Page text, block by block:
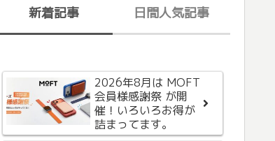
新着記事
2026年8月は MOFT
会員様感謝祭 が開
催！いろいろお得が
詰まってます。
日間人気記事
iPhone 15 Proから
Apple Watch への給
電を試してみた